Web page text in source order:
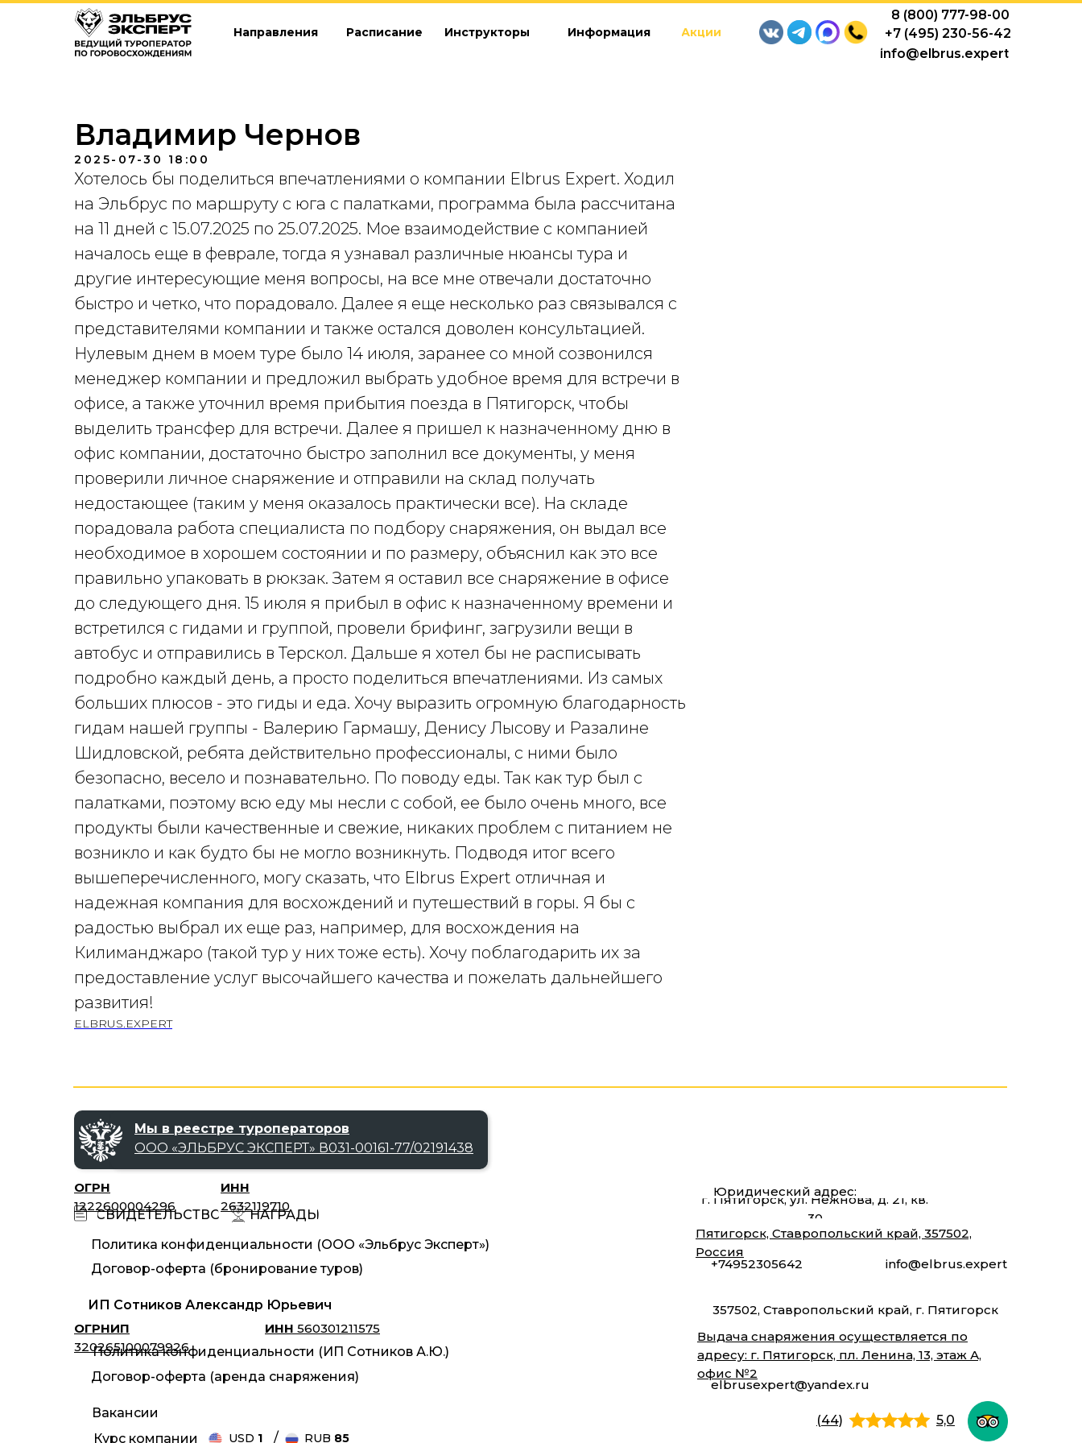
info@elbrus.expert
+7 (495) 230-56-42
8 (800) 777-98-00
Акции
Информация
Инструкторы
Расписание
Направления
Владимир Чернов
2025-07-30 18:00
Хотелось бы поделиться впечатлениями о компании Elbrus Expert. Ходил
на Эльбрус по маршруту с юга с палатками, программа была рассчитана
на 11 дней с 15.07.2025 по 25.07.2025. Мое взаимодействие с компанией
началось еще в феврале, тогда я узнавал различные нюансы тура и
другие интересующие меня вопросы, на все мне отвечали достаточно
быстро и четко, что порадовало. Далее я еще несколько раз связывался с
представителями компании и также остался доволен консультацией.
Нулевым днем в моем туре было 14 июля, заранее со мной созвонился
менеджер компании и предложил выбрать удобное время для встречи в
офисе, а также уточнил время прибытия поезда в Пятигорск, чтобы
выделить трансфер для встречи. Далее я пришел к назначенному дню в
офис компании, достаточно быстро заполнил все документы, у меня
проверили личное снаряжение и отправили на склад получать
недостающее (таким у меня оказалось практически все). На складе
порадовала работа специалиста по подбору снаряжения, он выдал все
необходимое в хорошем состоянии и по размеру, объяснил как это все
правильно упаковать в рюкзак. Затем я оставил все снаряжение в офисе
до следующего дня. 15 июля я прибыл в офис к назначенному времени и
встретился с гидами и группой, провели брифинг, загрузили вещи в
автобус и отправились в Терскол. Дальше я хотел бы не расписывать
подробно каждый день, а просто поделиться впечатлениями. Из самых
больших плюсов - это гиды и еда. Хочу выразить огромную благодарность
гидам нашей группы - Валерию Гармашу, Денису Лысову и Разалине
Шидловской, ребята действительно профессионалы, с ними было
безопасно, весело и познавательно. По поводу еды. Так как тур был с
палатками, поэтому всю еду мы несли с собой, ее было очень много, все
продукты были качественные и свежие, никаких проблем с питанием не
возникло и как будто бы не могло возникнуть. Подводя итог всего
вышеперечисленного, могу сказать, что Elbrus Expert отличная и
надежная компания для восхождений и путешествий в горы. Я бы с
радостью выбрал их еще раз, например, для восхождения на
Килиманджаро (такой тур у них тоже есть). Хочу поблагодарить их за
предоставление услуг высочайшего качества и пожелать дальнейшего
развития!
ELBRUS.EXPERT
Политика конфиденциальности (ООО «Эльбрус Эксперт»)
Политика конфиденциальности (ИП Сотников А.Ю.)
СВИДЕТЕЛЬСТВО
ОГРНИП
320265100079926
ИНН 560301211575
ОГРН
1222600004296
ИНН
2632119710
НАГРАДЫ
Вакансии
ИП Сотников Александр Юрьевич
Договор-оферта (аренда снаряжения)
Договор-оферта (бронирование туров)
Выдача снаряжения осуществляется по
адресу: г. Пятигорск, пл. Ленина, 13, этаж А,
офис №2
elbrusexpert@yandex.ru
Пятигорск, Ставропольский край, 357502,
Россия
info@elbrus.expert
357502, Ставропольский край, г. Пятигорск
Юридический адрес:
г. Пятигорск, ул. Нежнова, д. 21, кв.
30
+74952305642
5,0
(44)
Мы в реестре туроператоров
ООО «‎ЭЛЬБРУС ЭКСПЕРТ»‎ В031-00161-77/02191438
Курс компании RUB 85
USD 1 /